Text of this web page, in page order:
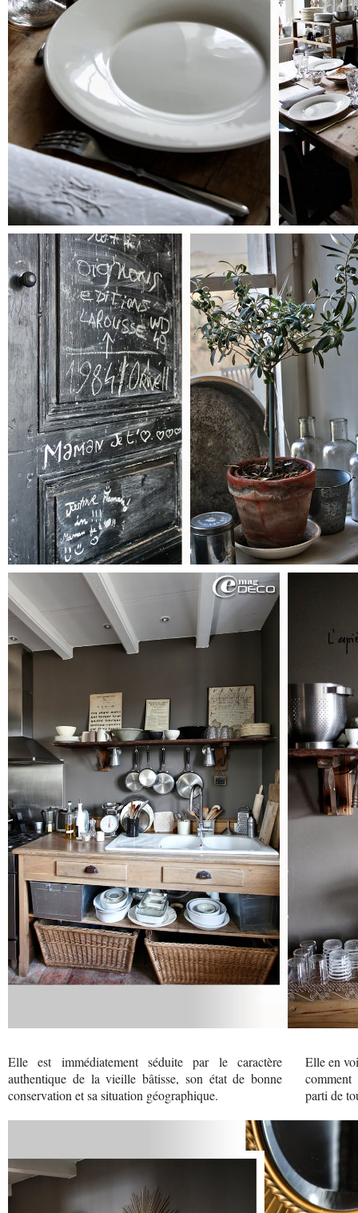
Elle est immédiatement séduite par le caractère
authentique de la vieille bâtisse, son état de bonne
conservation et sa situation géographique.
Elle en
parti de